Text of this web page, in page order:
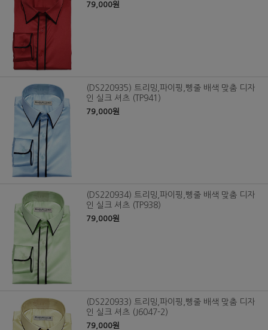
79,000원
(DS220935) 트리밍,파이핑,삥줄 배색 맞춤 디자
인 실크 셔츠 (TP941)
79,000원
(DS220934) 트리밍,파이핑,삥줄 배색 맞춤 디자
인 실크 셔츠 (TP938)
79,000원
(DS220933) 트리밍,파이핑,삥줄 배색 맞춤 디자
인 실크 셔츠 (J6047-2)
79,000원